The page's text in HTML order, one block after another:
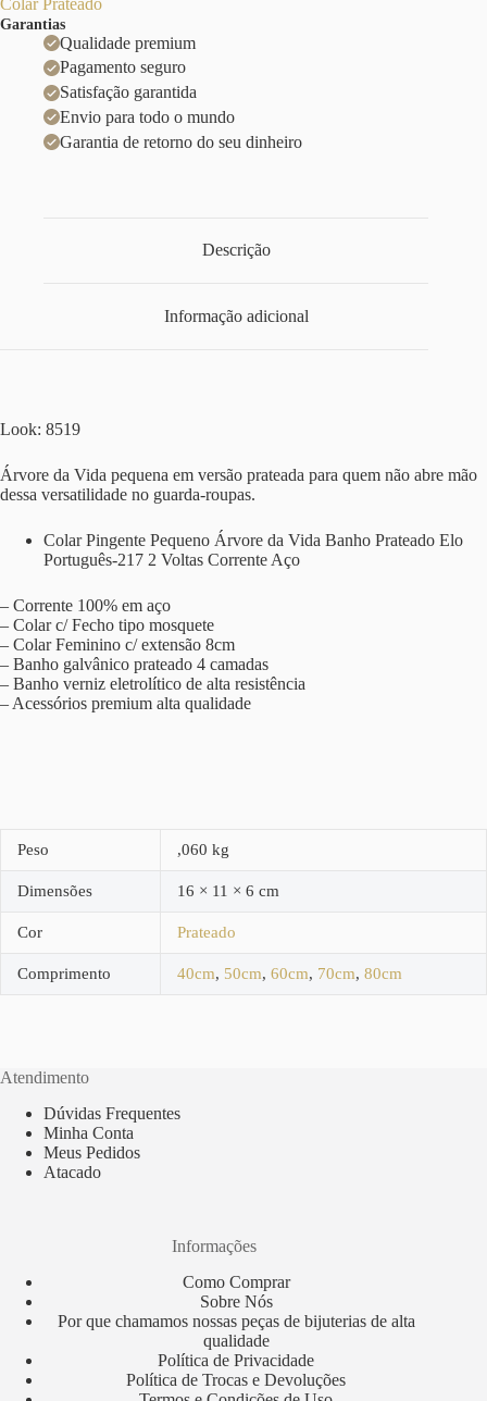
Garantias
Qualidade premium
Pagamento seguro
Satisfação garantida
Envio para todo o mundo
Garantia de retorno do seu dinheiro
Descrição
Informação adicional
Look: 8519
Árvore da Vida pequena em versão prateada para quem não abre mão
dessa versatilidade no guarda-roupas.
Colar Pingente Pequeno Árvore da Vida Banho Prateado Elo
Português-217 2 Voltas Corrente Aço
– Corrente 100% em aço
– Colar c/ Fecho tipo mosquete
– Colar Feminino c/ extensão 8cm
– Banho galvânico prateado 4 camadas
– Banho verniz eletrolítico de alta resistência
– Acessórios premium alta qualidade
Peso ,060 kg
Dimensões 16 × 11 × 6 cm
Cor Prateado
Comprimento 40cm, 50cm, 60cm, 70cm, 80cm
Atendimento
Dúvidas Frequentes
Minha Conta
Meus Pedidos
Atacado
Informações
Como Comprar
Sobre Nós
Por que chamamos nossas peças de bijuterias de alta
qualidade
Política de Privacidade
Política de Trocas e Devoluções